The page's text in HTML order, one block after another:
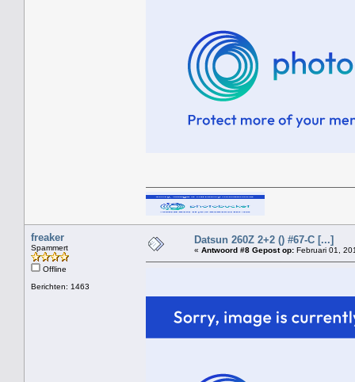
freaker
Spammert
Offline
Berichten: 1463
Datsun 260Z 2+2 () #67-C [...]
« Antwoord #8 Gepost op: Februari 01,